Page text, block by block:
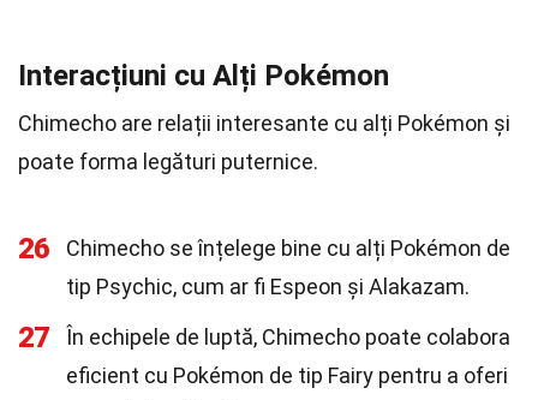
Interacțiuni cu Alți Pokémon
Chimecho are relații interesante cu alți Pokémon și
poate forma legături puternice.
26
Chimecho se înțelege bine cu alți Pokémon de
tip Psychic, cum ar fi Espeon și Alakazam.
27
În echipele de luptă, Chimecho poate colabora
eficient cu Pokémon de tip Fairy pentru a oferi